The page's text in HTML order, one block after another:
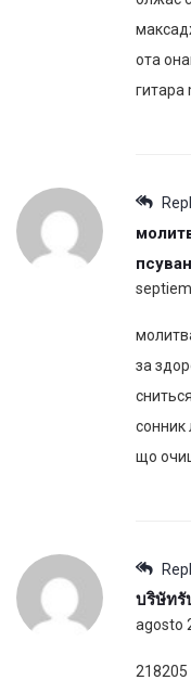
ота
гитара
за
сонник
що
บริษัทรั
agosto